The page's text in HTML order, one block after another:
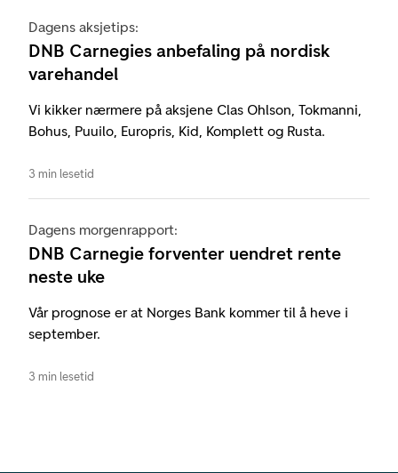
Dagens aksjetips:
DNB Carnegies anbefaling på nordisk
varehandel
Vi kikker nærmere på aksjene Clas Ohlson, Tokmanni,
Bohus, Puuilo, Europris, Kid, Komplett og Rusta.
3 min lesetid
Dagens morgenrapport:
DNB Carnegie forventer uendret rente
neste uke
Vår prognose er at Norges Bank kommer til å heve i
september.
3 min lesetid